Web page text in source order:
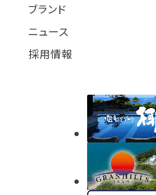
ブランド
ニュース
採用情報